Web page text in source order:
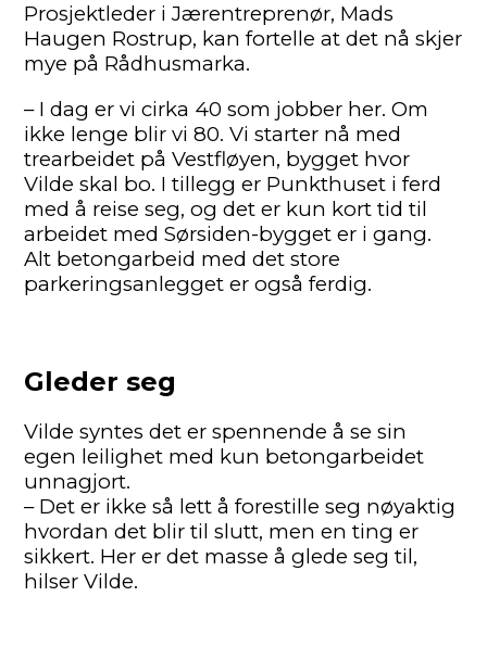
Prosjektleder i Jærentreprenør, Mads
Haugen Rostrup, kan fortelle at det nå skjer
mye på Rådhusmarka.
– I dag er vi cirka 40 som jobber her. Om
ikke lenge blir vi 80. Vi starter nå med
trearbeidet på Vestfløyen, bygget hvor
Vilde skal bo. I tillegg er Punkthuset i ferd
med å reise seg, og det er kun kort tid til
arbeidet med Sørsiden-bygget er i gang.
Alt betongarbeid med det store
parkeringsanlegget er også ferdig.
Gleder seg
Vilde syntes det er spennende å se sin
egen leilighet med kun betongarbeidet
unnagjort.
– Det er ikke så lett å forestille seg nøyaktig
hvordan det blir til slutt, men en ting er
sikkert. Her er det masse å glede seg til,
hilser Vilde.